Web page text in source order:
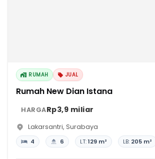
RUMAH JUAL
Rumah New Dian Istana
HARGARp3,9 miliar
Lakarsantri, Surabaya
4 6 LT:129 m² LB: 205 m²